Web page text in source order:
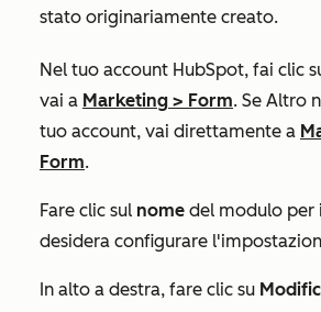
stato originariamente creato.
Nel tuo account HubSpot, fai clic
vai a Marketing > Form. Se Altro
tuo account, vai direttamente a
Form.
Fare clic sul nome del modulo per
desidera configurare
In alto a destra, fare clic su